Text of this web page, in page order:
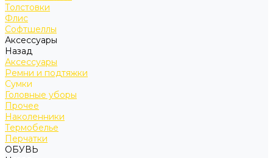
Толстовки
Флис
Софтшеллы
Аксессуары
Назад
Аксессуары
Ремни и подтяжки
Сумки
Головные уборы
Прочее
Наколенники
Термобелье
Перчатки
ОБУВЬ